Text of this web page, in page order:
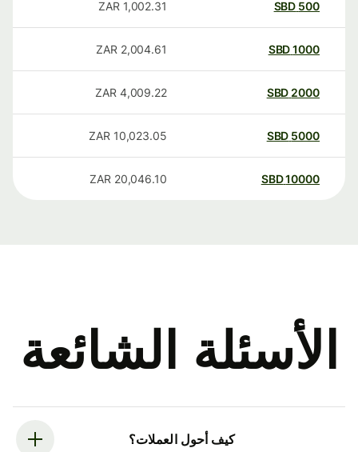
500
SBD
1,002.31
ZAR
1000
SBD
2,004.61
ZAR
2000
SBD
4,009.22
ZAR
5000
SBD
10,023.05
ZAR
10000
SBD
20,046.10
ZAR
الأسئلة الشائعة
كيف أحول العملات؟